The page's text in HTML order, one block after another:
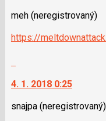
meh (neregistrovaný)
https://
další
názor.
4. 1. 2018 0:25
snajpa (neregistrovaný)